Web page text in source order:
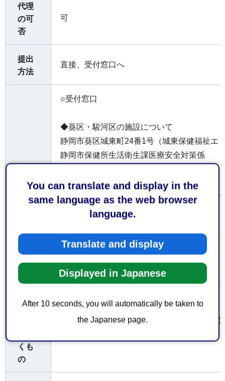
You can translate and display in the
same language as the web browser
language.
Translate and display
Displayed in Japanese
After 10 seconds, you will automatically be taken to
the Japanese page.
代理
の可
否
可
提出
方法
直接、受付窓口へ
窓口
○受付窓口
◆葵区・駿河区の施設について
静岡市葵区城東町24番1号（城東保健福祉エ
静岡市保健所生活衛生課医療安全対策係
◆清水区の施設について
静岡市清水区旭町6番8号（静岡市役所清水庁
静岡市保健所清水支所生活食品衛生係
○受付時間
平日の午前8時30分から午後5時15分まで
ちし
くも
の
提出書類（紙文書）（2）、（3）、（5）又